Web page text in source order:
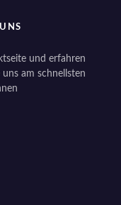
und erfahren
am schnellsten